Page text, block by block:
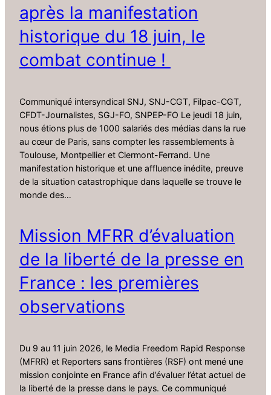
après la manifestation
historique du 18 juin, le
combat continue !
Communiqué intersyndical SNJ, SNJ-CGT, Filpac-CGT,
CFDT-Journalistes, SGJ-FO, SNPEP-FO Le jeudi 18 juin,
nous étions plus de 1000 salariés des médias dans la rue
au cœur de Paris, sans compter les rassemblements à
Toulouse, Montpellier et Clermont-Ferrand. Une
manifestation historique et une affluence inédite, preuve
de la situation catastrophique dans laquelle se trouve le
monde des…
Mission MFRR d’évaluation
de la liberté de la presse en
France : les premières
observations
Du 9 au 11 juin 2026, le Media Freedom Rapid Response
(MFRR) et Reporters sans frontières (RSF) ont mené une
mission conjointe en France afin d’évaluer l’état actuel de
la liberté de la presse dans le pays. Ce communiqué